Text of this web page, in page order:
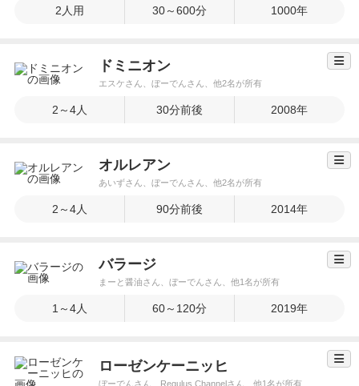
2人用 30～600分 1000年
ドミニオン
エスケさん、ぼーでんさん、他2名が所有
2～4人 30分前後 2008年
オルレアン
あいずさん、ぼーでんさん、他2名が所有
2～4人 90分前後 2014年
バラージ
まーと醤油さん、ぼーでんさん、他1名が所有
1～4人 60～120分 2019年
ローゼンケーニッヒ
ぼーでんさん、Regulus Channelさん、他1名が所有